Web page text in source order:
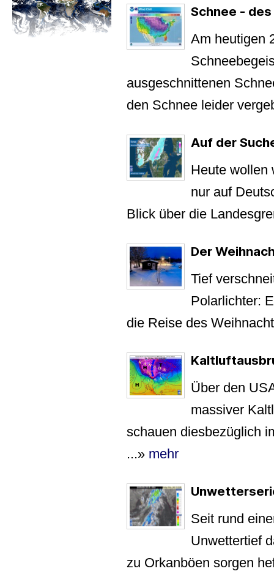
Schnee -
Am heutigen
ausgeschnittenen
den Schnee leider
Auf der
Heute wollen
nur auf
Blick über die
Der
Tief
Polarlichter:
die Reise des
Über den
massiver
schauen diesbezüglich
...» mehr
Seit rund
Unwettertief
zu Orkanböen sorgen